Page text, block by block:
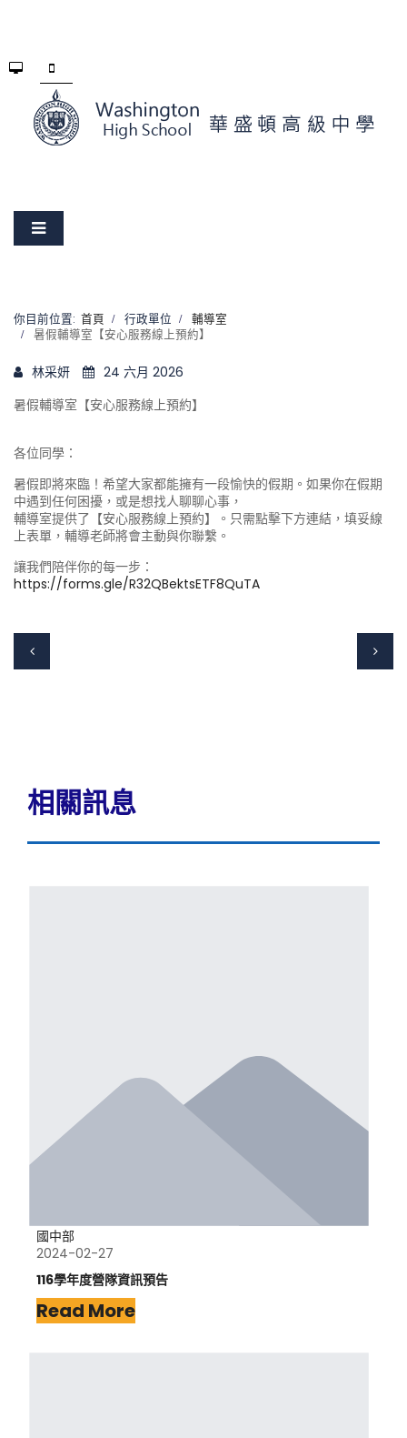
你目前位置: 首頁 行政單位
輔導室
暑假輔導室【安心服務線上預約】
林采妍
24 六月 2026
暑假輔導室【安心服務線上預約】
各位同學：
暑假即將來臨！希望大家都能擁有一段愉快的假期。如果你在假期
中遇到任何困擾，或是想找人聊聊心事，
輔導室提供了【安心服務線上預約】。只需點擊下方連結，填妥線
上表單，輔導老師將會主動與你聯繫。
讓我們陪伴你的每一步：
https://forms.gle/R32QBektsETF8QuTA
相關訊息
國中部
2024-02-27
116學年度營隊資訊預告
Read More